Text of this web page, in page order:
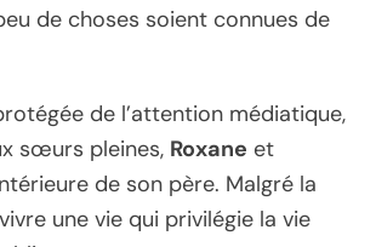
de choses soient connues de
de l’attention médiatique,
sœurs pleines, Roxane et
de son père. Malgré la
une vie qui privilégie la vie